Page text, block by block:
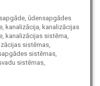
ūdensapgādes
kanalizācija, kanalizācijas
kanalizācijas sistēma,
sistēmas,
sistēmas,
sistēmas,